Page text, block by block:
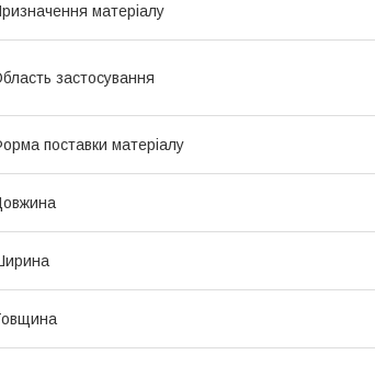
матеріалу
застосування
поставки матеріалу